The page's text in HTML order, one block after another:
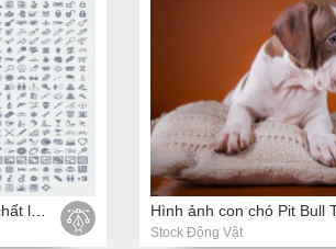
Stock Động Vật